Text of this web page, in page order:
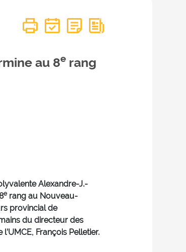
au 8erang
Alexandre-J.-
erang au Nouveau-
provincial de
du directeur des
François Pelletier.